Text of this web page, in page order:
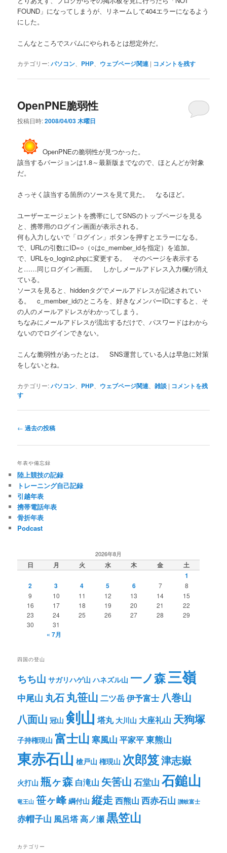
FOUND」になってしまうが、リネームして404エラーになるよう
にした。
こんなところでスパムにやられるとは想定外だ。
カテゴリー:パソコン PHP ウェブページ関連 | コメントを残す
OpenPNE脆弱性
投稿日時:2008/04/03 木曜日
OpenPNEの脆弱性が見つかった。
該当するバージョンは1.8～最新版までなので、ほとんどが対象
だ。
さっそく該当する箇所のソースを見て見た。 なるほど。
ユーザーエージェントを携帯にしてSNSのトップページを見る
と、携帯用のログイン画面が表示される。
何も入力しないで「ログイン」ボタンを押すとエラーになる。
で、URLの引数にID=○（○はc_member_idを指定）を追加。
で、URLをo_login2.phpに変更する。 そのページを表示する
と……同じログイン画面。 しかしメールアドレス入力欄が消え
ている。
ソースを見ると、hiddenタグでメールアドレスが記述されてい
る。 c_member_idのところを、好きなメンバーIDにすると、そ
の人のメールアドレスがわかってしまう。
ちなみにメールアドレスが流出するだけで、パスワードはわから
ないのでログインできない。
こんな脆弱性があったとは。 SNS運営している人は早急に対策
をしないとね。
カテゴリー:パソコン PHP ウェブページ関連 、雑談 | コメントを残
す
投
ナ
ビ
ゲ
ー
シ
ョ
ン
← 過去の投稿
年表や備忘録
陸上競技の記録
トレーニング自己記録
引越年表
携帯電話年表
骨折年表
Podcast
2026年8月
日 月 火 水 木 金
土
1
2
3 4 5 6 7
8
9
10 11 12 13 14
15
16
17 18 19 20 21
22
23
24 25 26 27 28
29
30
31
« 7月
四国の登山
ちち山 サガリハゲ山 ハネズル山 一ノ森三嶺
中尾山 丸石丸笹山 二ツ岳伊予富士 八巻山
八面山 冠山 剣山 塔丸 大川山 大座礼山 天狗塚
子持権現山 富士山 寒風山 平家平東熊山
東赤石山 槍戸山 権現山 次郎笈津志嶽
火打山 瓶ヶ森 白滝山 矢筈山 石堂山 石鎚山
竜王山 笹ヶ峰 綱付山 縦走西熊山 西赤石山 讃岐富士
赤帽子山 風呂塔高ノ瀬黒笠山
カテゴリー